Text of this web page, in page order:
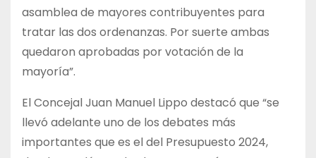
asamblea de mayores contribuyentes para
tratar las dos ordenanzas. Por suerte ambas
quedaron aprobadas por votación de la
mayoría”.
El Concejal Juan Manuel Lippo destacó que “se
llevó adelante uno de los debates más
importantes que es el del Presupuesto 2024,